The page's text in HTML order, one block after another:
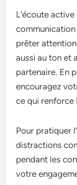
L’écoute
communication
prêter
aussi au ton et
partenaire. En
encouragez
ce qui renforce
Pour pratiquer
distractions
pendant les
votre